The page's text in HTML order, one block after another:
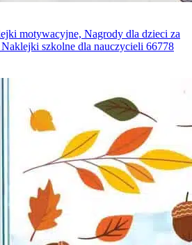
motywacyjne, Nagrody dla dzieci za
szkolne dla nauczycieli 66778